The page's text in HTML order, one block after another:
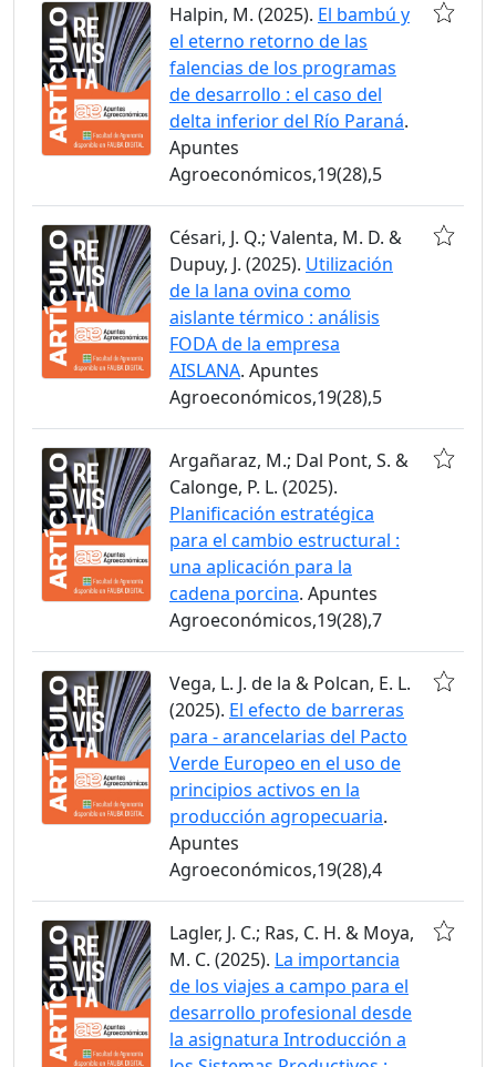
Halpin, M. (2025). El bambú y
el eterno retorno de las
falencias de los programas
de desarrollo : el caso del
delta inferior del Río Paraná.
Apuntes
Agroeconómicos,19(28),5
Césari, J. Q.; Valenta, M. D. &
Dupuy, J. (2025). Utilización
de la lana ovina como
aislante térmico : análisis
FODA de la empresa
AISLANA. Apuntes
Agroeconómicos,19(28),5
Argañaraz, M.; Dal Pont, S. &
Calonge, P. L. (2025).
Planificación estratégica
para el cambio estructural :
una aplicación para la
cadena porcina. Apuntes
Agroeconómicos,19(28),7
Vega, L. J. de la & Polcan, E. L.
(2025). El efecto de barreras
para - arancelarias del Pacto
Verde Europeo en el uso de
principios activos en la
producción agropecuaria.
Apuntes
Agroeconómicos,19(28),4
Lagler, J. C.; Ras, C. H. & Moya,
M. C. (2025). La importancia
de los viajes a campo para el
desarrollo profesional desde
la asignatura Introducción a